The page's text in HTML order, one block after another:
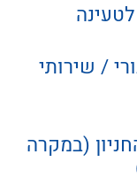
זינה מהחיבור (מונה) הציבורי / שירותי